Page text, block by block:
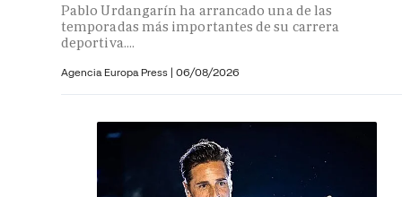
Pablo Urdangarín ha arrancado una de las
temporadas más importantes de su carrera
deportiva....
Agencia Europa Press | 06/08/2026